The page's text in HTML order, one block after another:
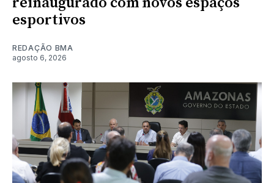
esportivos
REDAÇÃO BMA
agosto 6, 2026